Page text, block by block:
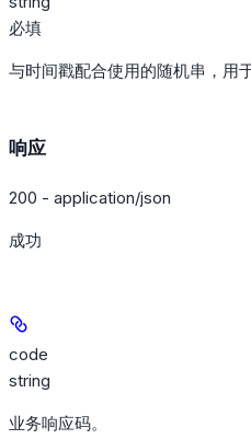
必填
与时间戳配合使用的随机串，用
响应
200 - application/json
成功
code
string
业务响应码。